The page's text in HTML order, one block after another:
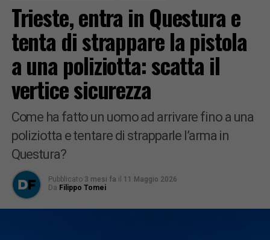
Trieste, entra in Questura e
tenta di strappare la pistola
a una poliziotta: scatta il
vertice sicurezza
Come ha fatto un uomo ad arrivare fino a una
poliziotta e tentare di strapparle l’arma in
Questura?
Pubblicato 3 mesi fa il 11 Maggio 2026
Da Filippo Tomei